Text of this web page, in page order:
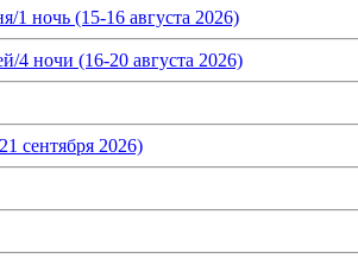
1 ночь (15-16 августа 2026)
4 ночи (16-20 августа 2026)
сентября 2026)